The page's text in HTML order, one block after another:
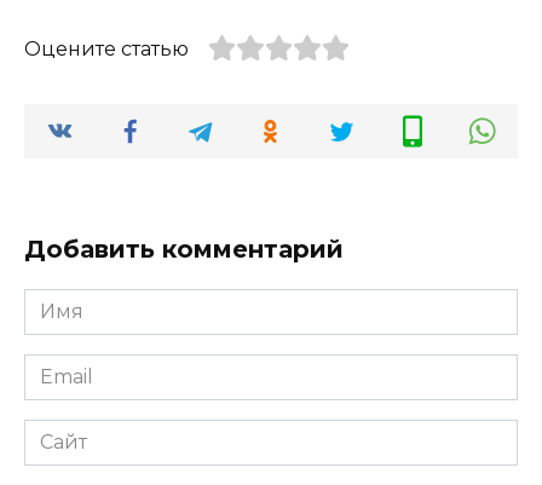
Оцените статью
Добавить комментарий
Имя
*
Email
*
Сайт